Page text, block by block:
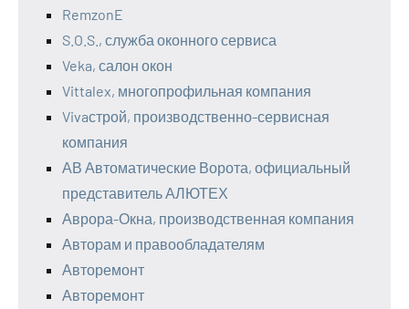
RemzonE
S.O.S., служба оконного сервиса
Veka, салон окон
Vittalex, многопрофильная компания
Vivaстрой, производственно-сервисная
компания
АВ Автоматические Ворота, официальный
представитель АЛЮТЕХ
Аврора-Окна, производственная компания
Авторам и правообладателям
Авторемонт
Авторемонт